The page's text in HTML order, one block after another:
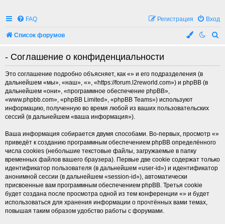
FAQ Вход
Регистрация
Список форумов
- Соглашение о конфиденциальности
Это соглашение подробно объясняет, как «» и его подразделения (в
дальнейшем «мы», «наш», «», «https://forum.l2reworld.com») и phpBB (в
дальнейшем «они», «программное обеспечение phpBB»,
«www.phpbb.com», «phpBB Limited», «phpBB Teams») используют
информацию, полученную во время любой из ваших пользовательских
сессий (в дальнейшем «ваша информация»).
Ваша информация собирается двумя способами. Во-первых, просмотр «»
приведёт к созданию программным обеспечением phpBB определённого
числа cookies (небольшие текстовые файлы, загружаемые в папку
временных файлов вашего браузера). Первые две cookie содержат только
идентификатор пользователя (в дальнейшем «user-id») и идентификатор
анонимной сессии (в дальнейшем «session-id»), автоматически
присвоенные вам программным обеспечением phpBB. Третья cookie
будет создана после просмотра одной из тем конференции «» и будет
использоваться для хранения информации о прочтённых вами темах,
повышая таким образом удобство работы с форумами.